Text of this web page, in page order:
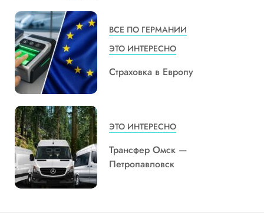
ВСЕ ПО ГЕРМАНИИ
ЭТО ИНТЕРЕСНО
Страховка в Европу
ЭТО ИНТЕРЕСНО
Трансфер Омск —
Петропавловск